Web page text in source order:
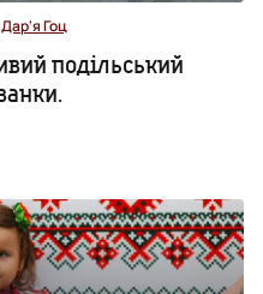
Дар'я Гоц
подільський